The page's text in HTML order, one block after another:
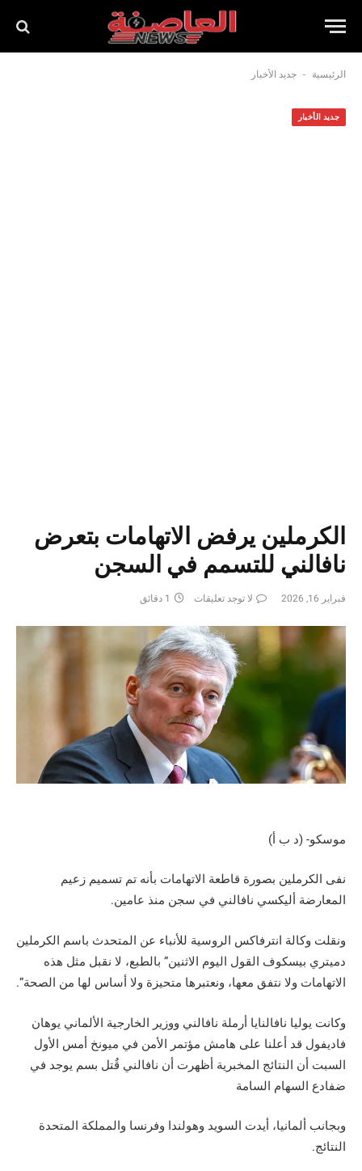
الرئيسية - جديد الأخبار
جديد الأخبار
الكرملين يرفض الاتهامات بتعرض
نافالني للتسمم في السجن
فبراير 16, 2026 لا توجد تعليقات 1 دقائق
موسكو- (د ب أ)
نفى الكرملين بصورة قاطعة الاتهامات بأنه تم تسميم زعيم
المعارضة أليكسي نافالني في سجن منذ عامين.
ونقلت وكالة انترفاكس الروسية للأنباء عن المتحدث باسم الكرملين
دميتري بيسكوف القول اليوم الاثنين” بالطبع، لا نقبل مثل هذه
الاتهامات ولا نتفق معها، ونعتبرها متحيزة ولا أساس لها من الصحة”.
وكانت يوليا نافالنايا أرملة نافالني ووزير الخارجية الألماني يوهان
فاديفول قد أعلنا على هامش مؤتمر الأمن في ميونخ أمس الأول
السبت أن النتائج المخبرية أظهرت أن نافالني قٌتل بسم يوجد في
ضفادع السهام السامة
وبجانب ألمانيا، أيدت السويد وهولندا وفرنسا والمملكة المتحدة
النتائج.